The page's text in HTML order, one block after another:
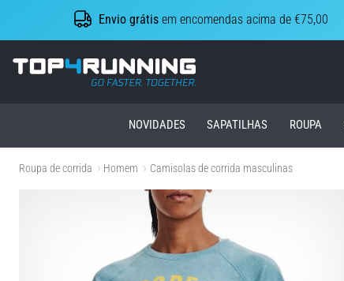
Envio grátis em encomendas acima de €75,00
Top4Running.pt
NOVIDADES SAPATILHAS ROUPA
Roupa de corrida Homem Camisolas de corrida masculinas